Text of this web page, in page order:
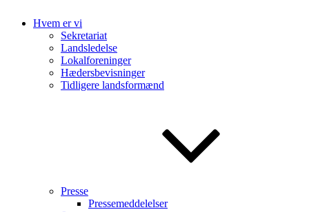
Hvem er vi
Sekretariat
Landsledelse
Lokalforeninger
Hædersbevisninger
Tidligere landsformænd
Presse
Pressemeddelelser